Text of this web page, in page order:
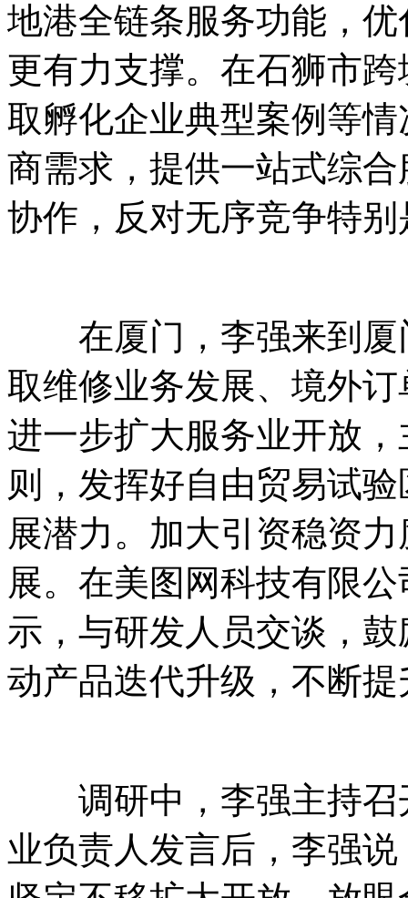
地港全链条服务功能，
更有力支撑。在石狮市
取孵化企业典型案例等
商需求，提供一站式综
协作，反对无序竞争特
在厦门，李强来到厦
取维修业务发展、境外
进一步扩大服务业开放
则，发挥好自由贸易试
展潜力。加大引资稳资
展。在美图网科技有限
示，与研发人员交谈，
动产品迭代升级，不断
调研中，李强主持召
业负责人发言后，李强